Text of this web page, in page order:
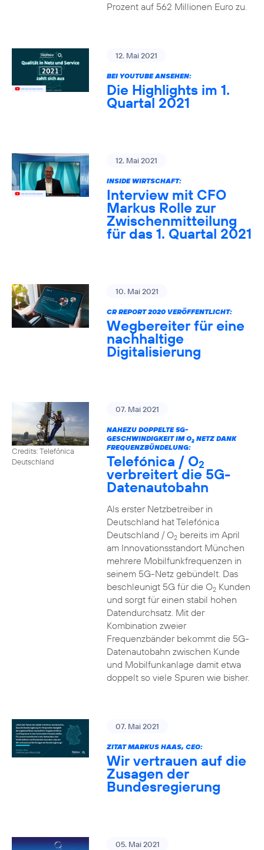
Prozent auf 562 Millionen Euro zu.
12. Mai 2021
BEI YOUTUBE ANSEHEN:
Die Highlights im 1.
Quartal 2021
12. Mai 2021
INSIDE WIRTSCHAFT:
Interview mit CFO
Markus Rolle zur
Zwischenmitteilung
für das 1. Quartal 2021
10. Mai 2021
CR REPORT 2020 VERÖFFENTLICHT:
Wegbereiter für eine
nachhaltige
Digitalisierung
Credits: Telefónica
Deutschland
07. Mai 2021
NAHEZU DOPPELTE 5G-
GESCHWINDIGKEIT IM O2NETZ DANK
FREQUENZBÜNDELUNG:
Telefónica / O2
verbreitert die 5G-
Datenautobahn
Als erster Netzbetreiber in
Deutschland hat Telefónica
Deutschland / O2bereits im April
am Innovationsstandort München
mehrere Mobilfunkfrequenzen in
seinem 5G-Netz gebündelt. Das
beschleunigt 5G für die O2Kunden
und sorgt für einen stabil hohen
Datendurchsatz. Mit der
Kombination zweier
Frequenzbänder bekommt die 5G-
Datenautobahn zwischen Kunde
und Mobilfunkanlage damit etwa
doppelt so viele Spuren wie bisher.
07. Mai 2021
ZITAT MARKUS HAAS, CEO:
Wir vertrauen auf die
Zusagen der
Bundesregierung
05. Mai 2021